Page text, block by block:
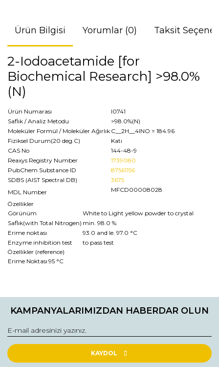
Ürün Bilgisi Yorumlar (0) Taksit
2-Iodoacetamide [for
Biochemical Research] >98.0%
(N)
Ürün Numarası
I0741
Saflık / Analiz Metodu
>98.0%(N)
Moleküler Formül / Moleküler Ağırlık C__2H__4INO = 184.96
Fiziksel Durum(20 deg.C)
Katı
CAS No
144-48-9
Reaxys Registry Number
1739080
PubChem Substance ID
87561156
SDBS (AIST Spectral DB)
3675
MDL Number
MFCD00008028
Özellikler
Görünüm
White to Light yellow powder to crystal
Saflık(with Total Nitrogen) min. 98.0 %
Erime noktası
93.0 and le. 97.0 °C
Enzyme inhibition test
to pass test
Özellikler (reference)
Erime Noktası 95 °C
konularda yetersiz gördüğünüz noktaları öneri formunu
Görüş ve önerileriniz için teşekkür ederiz.
Ürün resmi kalitesiz, bozuk veya görüntülenemiyor.
Ürün açıklamasında eksik bilgiler bulunuyor.
KAMPANYALARIMIZDAN HABERDAR OLUN
KAYDOL